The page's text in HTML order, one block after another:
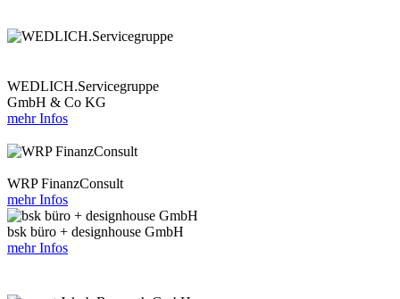
WEDLICH.Servicegruppe
GmbH & Co KG
mehr Infos
WRP FinanzConsult
mehr Infos
bsk büro + designhouse GmbH
mehr Infos